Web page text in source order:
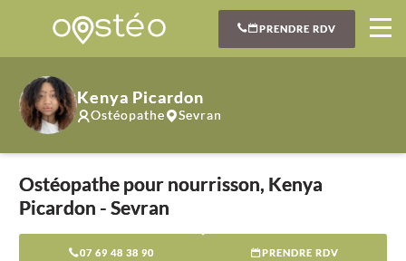
PRENDRE RDV
Kenya Picardon
Ostéopathe Sevran
Ostéopathe pour nourrisson, Kenya
Picardon - Sevran
07 69 48 38 90 PRENDRE RDV